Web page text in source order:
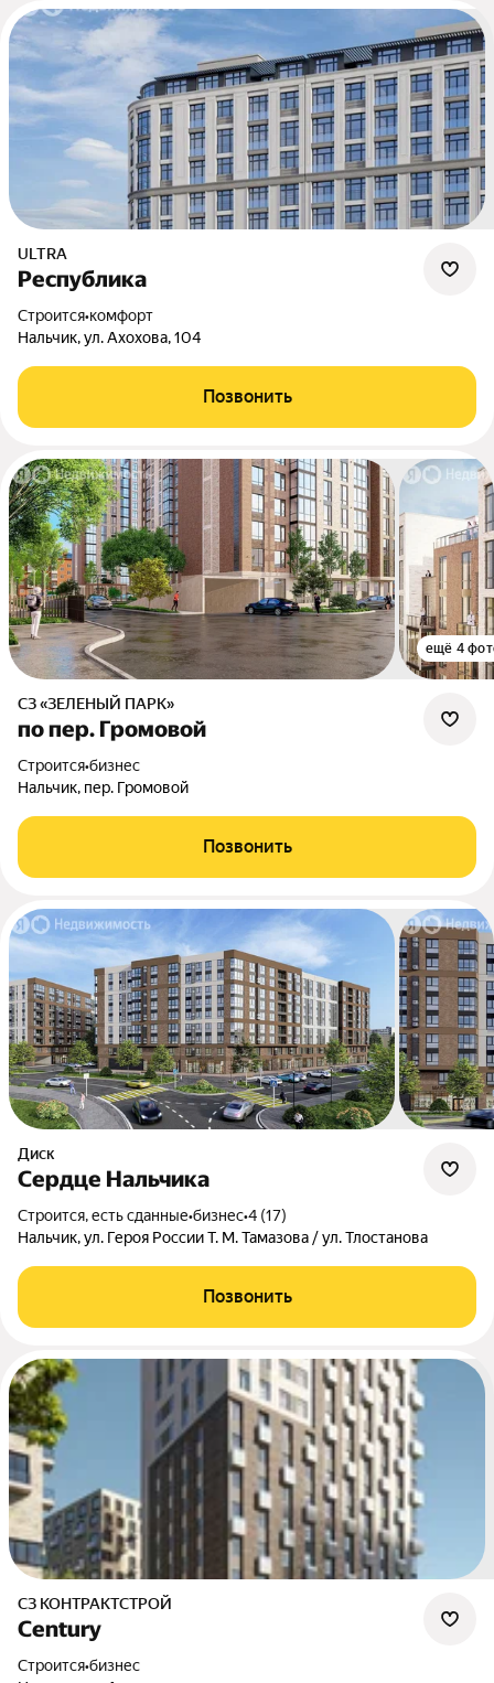
ULTRA
Республика
Строится•комфорт
Нальчик, ул. Ахохова, 104
Позвонить
ещё 4
СЗ «ЗЕЛЕНЫЙ ПАРК»
по пер. Громовой
Строится•бизнес
Нальчик, пер. Громовой
Позвонить
Диск
Сердце Нальчика
Строится, есть сданные•бизнес•4 (17)
Нальчик, ул. Героя России Т. М. Тамазова / ул. Тлостанова
Позвонить
СЗ КОНТРАКТСТРОЙ
Сentury
Строится•бизнес